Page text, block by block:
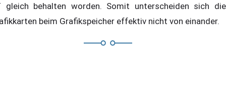
gleich behalten worden. Somit unterscheiden sich die
beim Grafikspeicher effektiv nicht von einander.